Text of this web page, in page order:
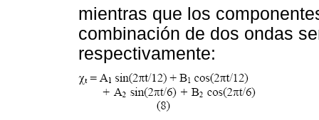
mientras que los
combinación de dos ondas
respectivamente: